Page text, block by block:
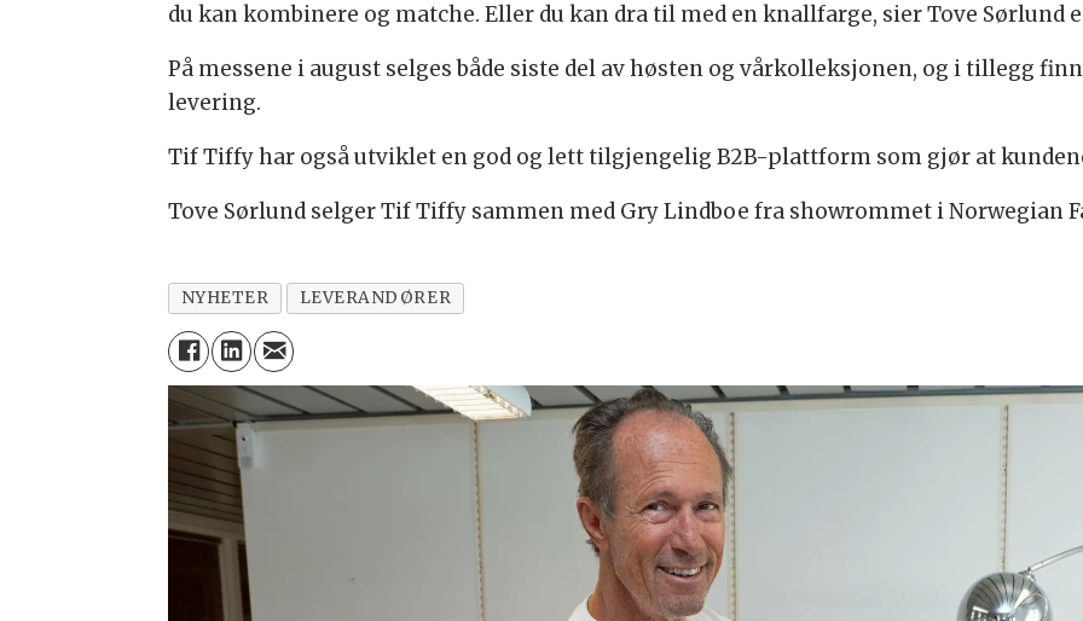
du kan kombinere og matche. Eller du kan dra til med en knallfarge, sier Tove Sørlund
På messene i august selges både siste del av høsten og vårkolleksjonen, og i tillegg
levering.
Tif Tiffy har også utviklet en god og lett tilgjengelig B2B-plattform som gjør at
Tove Sørlund selger Tif Tiffy sammen med Gry Lindboe fra showrommet i Norwegian
NYHETER LEVERANDØRER